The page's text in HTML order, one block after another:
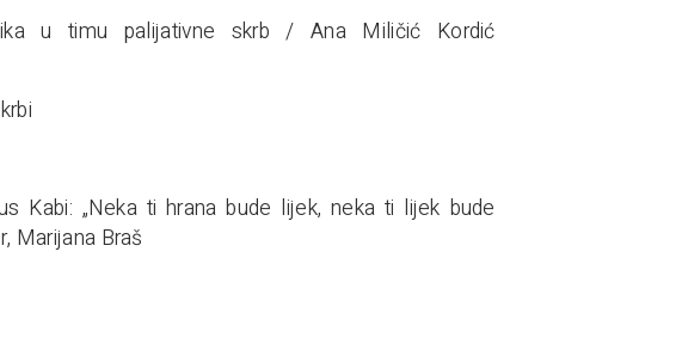
u timu palijativne skrb / Ana Miličić Kordić
Kabi: „Neka ti hrana bude lijek, neka ti lijek bude
Marijana Braš